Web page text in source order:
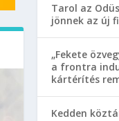
Tarol az
jönnek az új
„Fekete
a frontra
kártérítés
Kedden